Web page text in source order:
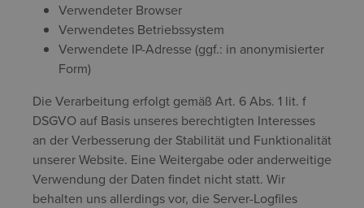
Verwendeter Browser
Verwendetes Betriebssystem
Verwendete IP-Adresse (ggf.: in anonymisierter
Form)
Die Verarbeitung erfolgt gemäß Art. 6 Abs. 1 lit. f
DSGVO auf Basis unseres berechtigten Interesses
an der Verbesserung der Stabilität und Funktionalität
unserer Website. Eine Weitergabe oder anderweitige
Verwendung der Daten findet nicht statt. Wir
behalten uns allerdings vor, die Server-Logfiles